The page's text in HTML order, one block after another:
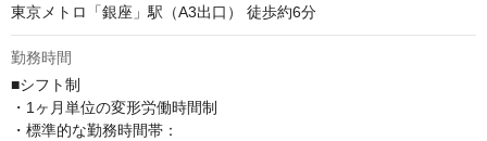
東京メトロ「銀座」駅（A3出口） 徒歩約6分
勤務時間
■シフト制
・1ヶ月単位の変形労働時間制
・標準的な勤務時間帯：